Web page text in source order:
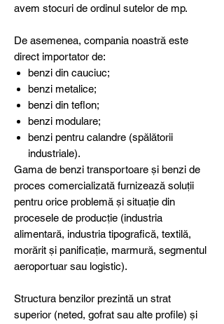
avem stocuri de ordinul sutelor de mp.
De asemenea, compania noastră este
direct importator de:
benzi din cauciuc;
benzi metalice;
benzi din teflon;
benzi modulare;
benzi pentru calandre (spălătorii
industriale).​​​
Gama de benzi transportoare și benzi de
proces comercializată furnizează soluții
pentru orice problemă și situație din
procesele de producție (industria
alimentară, industria tipografică, textilă,
morărit și panificație, marmură, segmentul
aeroportuar sau logistic).
Structura benzilor prezintă un strat
superior (neted, gofrat sau alte profile) și